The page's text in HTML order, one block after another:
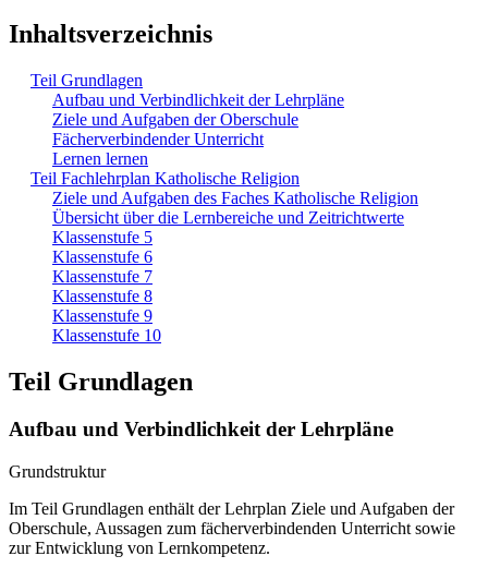
Inhaltsverzeichnis
Teil Grundlagen
Aufbau und Verbindlichkeit der Lehrpläne
Ziele und Aufgaben der Oberschule
Fächerverbindender Unterricht
Lernen lernen
Teil Fachlehrplan Katholische Religion
Ziele und Aufgaben des Faches Katholische Religion
Übersicht über die Lernbereiche und Zeitrichtwerte
Klassenstufe 5
Klassenstufe 6
Klassenstufe 7
Klassenstufe 8
Klassenstufe 9
Klassenstufe 10
Teil Grundlagen
Aufbau und Verbindlichkeit der Lehrpläne
Grundstruktur
Im Teil Grundlagen enthält der Lehrplan Ziele und Aufgaben der
Oberschule, Aussagen zum fächerverbindenden Unterricht sowie
zur Entwicklung von Lernkompetenz.